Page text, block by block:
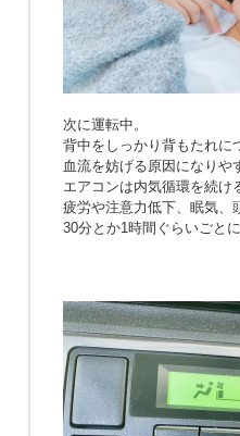
次に運転中。
背中をしっかり背もたれに
血流を妨げる原因になり
エアコンは内気循環を続け
疲労や注意力低下、眠気、
30分とか1時間ぐらいごと